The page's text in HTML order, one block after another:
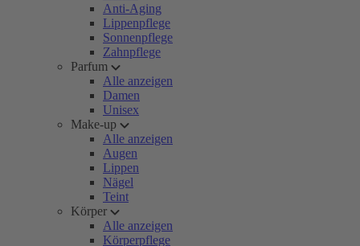
Anti-Aging
Lippenpflege
Sonnenpflege
Zahnpflege
Parfum
Alle anzeigen
Damen
Unisex
Make-up
Alle anzeigen
Augen
Lippen
Nägel
Teint
Körper
Alle anzeigen
Körperpflege